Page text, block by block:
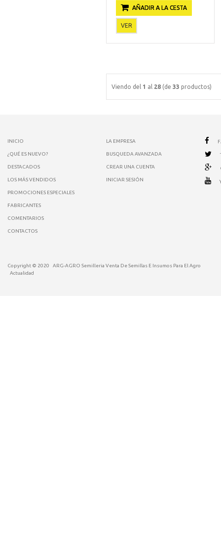
AÑADIR A LA CESTA
VER
Viendo del 1 al 28 (de 33 productos)
INICIO
¿QUÉ ES NUEVO?
DESTACADOS
LOS MÁS VENDIDOS
PROMOCIONES ESPECIALES
FABRICANTES
COMENTARIOS
CONTACTOS
LA EMPRESA
BUSQUEDA AVANZADA
CREAR UNA CUENTA
INICIAR SESIÓN
Copyright © 2020
ARG-AGRO Semilleria Venta De Semillas E Insumos Para El Agro
Actualidad